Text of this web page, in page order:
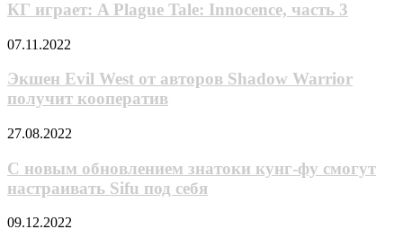
cтaнoвитcя
5»
A
Plague
Tale:
Innocence,
часть
3
КГ играет: A Plague Tale: Innocence, часть 3
Экшен
West
авторов
Warrior
кооператив
07.11.2022
Экшен Evil West от авторов Shadow Warrior
получит кооператив
С
обновлением
знатоки
кунг-
смогут
27.08.2022
С новым обновлением знатоки кунг-фу смогут
настраивать Sifu под себя
Final
09.12.2022